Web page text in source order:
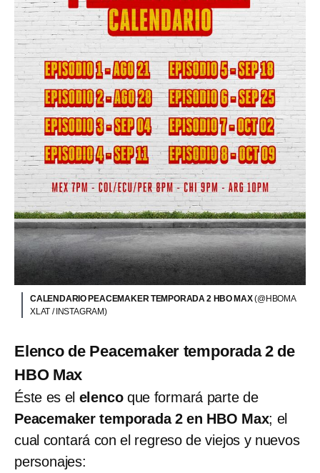
CALENDARIO PEACEMAKER TEMPORADA 2 HBO MAX(@HBOMA
XLAT / INSTAGRAM)
Elenco de Peacemaker temporada 2 de
HBO Max
Éste es el elencoque formará parte de
Peacemaker temporada 2 en HBO Max; el
cual contará con el regreso de viejos y nuevos
personajes: